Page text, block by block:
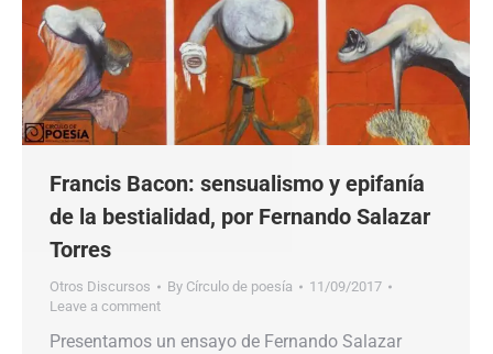
Francis Bacon: sensualismo y epifanía
de la bestialidad, por Fernando Salazar
Torres
Otros Discursos By Círculo de poesía
11/09/2017
Leave a comment
Presentamos un ensayo de Fernando Salazar